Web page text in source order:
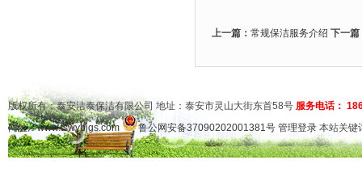
上一篇： 常规保洁服务介绍 下一篇
版权所有：泰安洁泰保洁有限公司 地址：泰安市灵山大街东首58号 服务电话：
网址：www.tswybjgs.com 鲁公网安备37090202001381号 管理登录 本站关键